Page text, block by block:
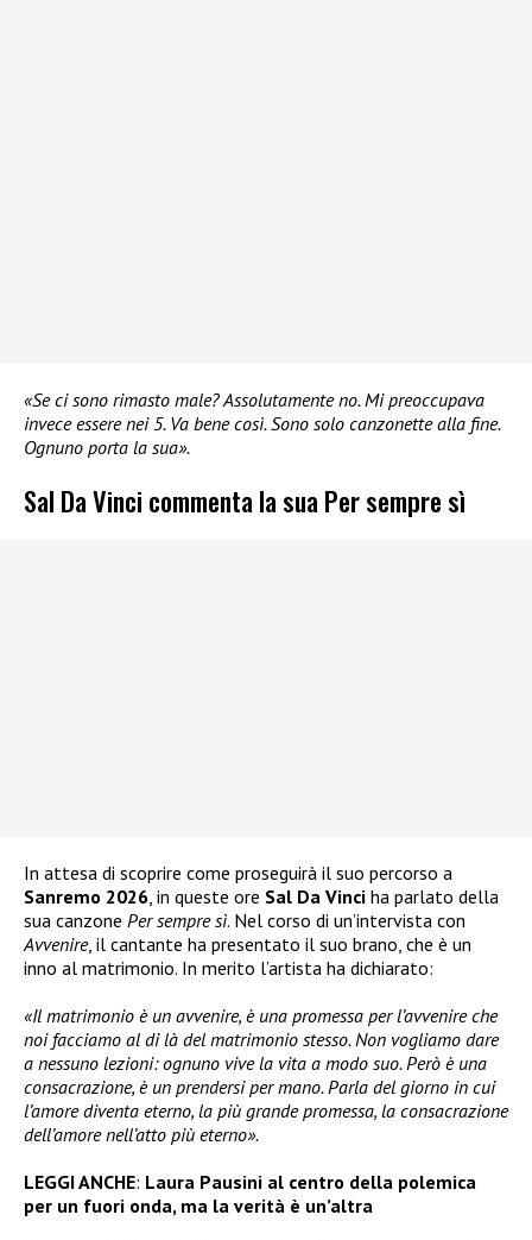
«Se ci sono rimasto male? Assolutamente no. Mi preoccupava
invece essere nei 5. Va bene così. Sono solo canzonette alla fine.
Ognuno porta la sua».
Sal Da Vinci commenta la sua Per sempre sì
In attesa di scoprire come proseguirà il suo percorso a
Sanremo 2026, in queste ore Sal Da Vinci ha parlato della
sua canzone Per sempre sì. Nel corso di un’intervista con
Avvenire, il cantante ha presentato il suo brano, che è un
inno al matrimonio. In merito l’artista ha dichiarato:
«Il matrimonio è un avvenire, è una promessa per l’avvenire che
noi facciamo al di là del matrimonio stesso. Non vogliamo dare
a nessuno lezioni: ognuno vive la vita a modo suo. Però è una
consacrazione, è un prendersi per mano. Parla del giorno in cui
l’amore diventa eterno, la più grande promessa, la consacrazione
dell’amore nell’atto più eterno».
LEGGI ANCHE: Laura Pausini al centro della polemica
per un fuori onda, ma la verità è un’altra